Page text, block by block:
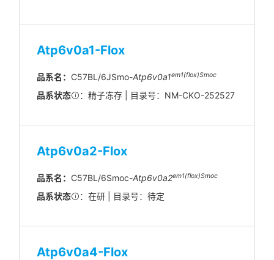
Atp6v0a1-Flox
品系名： C57BL/6JSmo-Atp6v0a1em1(flox)Smoc
品系状态 ：精子冻存 | 目录号：NM-CKO-252527
Atp6v0a2-Flox
品系名： C57BL/6Smoc-Atp6v0a2em1(flox)Smoc
品系状态 ：在研 | 目录号：待定
Atp6v0a4-Flox